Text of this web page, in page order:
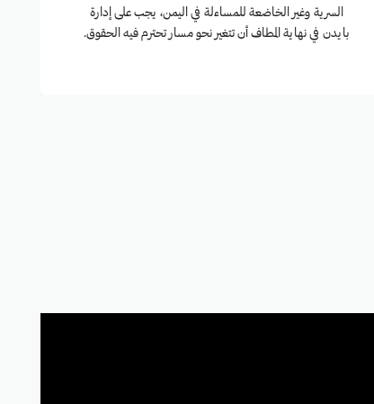
السرية وغير الخاضعة للمساءلة في اليمن، يجب على إدارة
بايدن في نهاية المطاف أن تتغير نحو مسار تحترم فيه الحقوق.